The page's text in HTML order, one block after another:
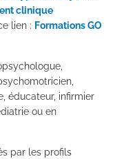
clinique
lien : Formations GO
éducateur, infirmier
ou en
par les profils